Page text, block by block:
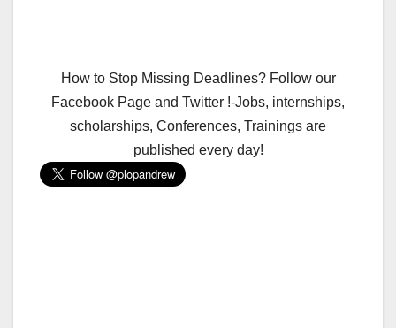
How to Stop Missing Deadlines? Follow our
Facebook Page and Twitter !-Jobs, internships,
scholarships, Conferences, Trainings are
published every day!